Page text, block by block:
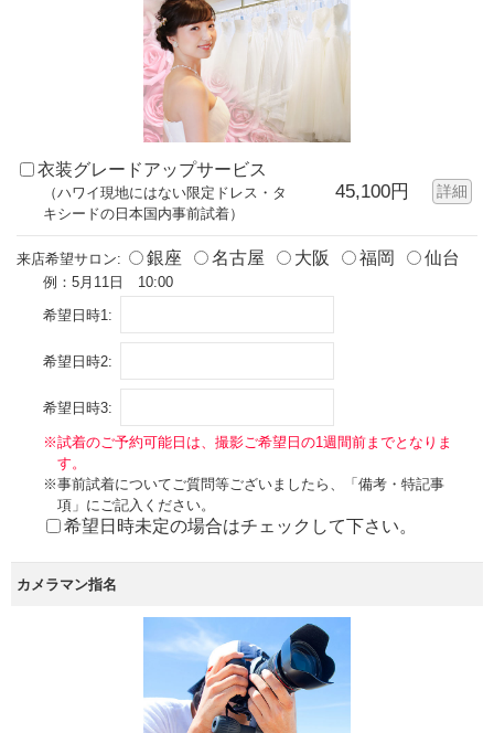
衣装グレードアップサービス
（ハワイ現地にはない限定ドレス・タ
キシードの日本国内事前試着）
45,100円 詳細
来店希望サロン: 銀座 名古屋 大阪 福岡 仙台
例：5月11日 10:00
希望日時1:
希望日時2:
希望日時3:
※試着のご予約可能日は、撮影ご希望日の1週間前までとなりま
す。
※事前試着についてご質問等ございましたら、「備考・特記事
項」にご記入ください。
希望日時未定の場合はチェックして下さい。
カメラマン指名